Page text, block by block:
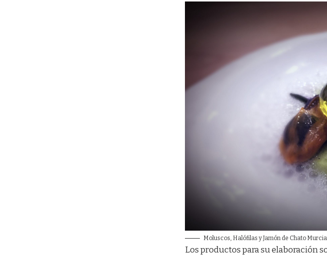
Moluscos, Halófilas y Jamón de Chato
Los productos para su elaboración